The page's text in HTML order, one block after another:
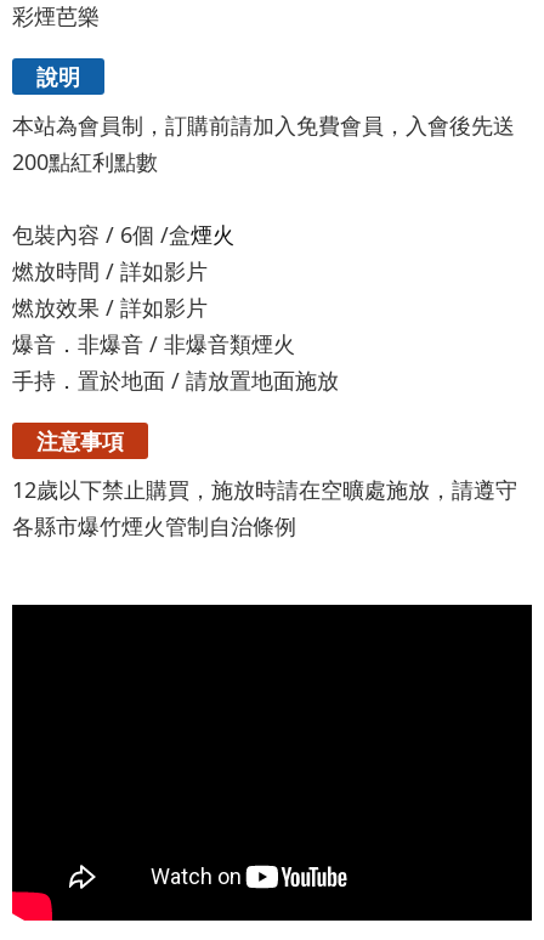
彩煙芭樂
說明
本站為會員制，訂購前請加入免費會員，入會後先送
200點紅利點數
包裝內容 / 6個 /盒煙火
燃放時間 / 詳如影片
燃放效果 / 詳如影片
爆音．非爆音 / 非爆音類煙火
手持．置於地面 / 請放置地面施放
注意事項
12歲以下禁止購買，施放時請在空曠處施放，請遵守
各縣市爆竹煙火管制自治條例